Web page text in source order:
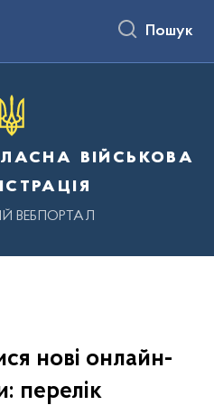
Пошук
військова
ВЕБПОРТАЛ
нові онлайн-
перелік